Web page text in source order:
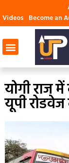
Videos Become an
योगी राज
यूपी